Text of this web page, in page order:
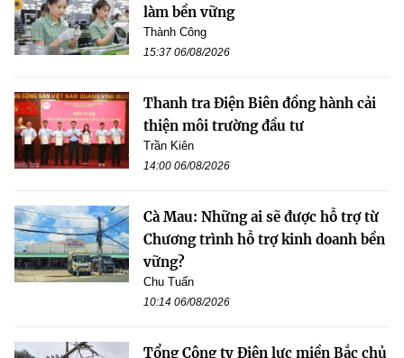
làm bền vững
Thành Công
15:37 06/08/2026
Thanh tra Điện Biên đồng hành cải
thiện môi trường đầu tư
Trần Kiên
14:00 06/08/2026
Cà Mau: Những ai sẽ được hỗ trợ từ
Chương trình hỗ trợ kinh doanh bền
vững?
Chu Tuấn
10:14 06/08/2026
Tổng Công ty Điện lực miền Bắc chủ